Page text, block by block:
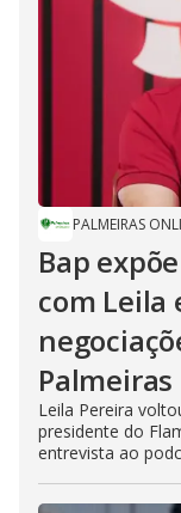
PALMEIRAS
Bap
com Leila
Palmeiras
Leila Pereira
presidente do
entrevista ao